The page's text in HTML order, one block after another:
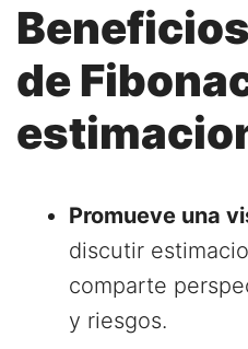
de
Promueve una
discutir
comparte
y riesgos.